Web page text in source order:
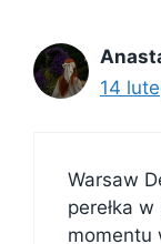
14
Warsaw
perełka
momentu